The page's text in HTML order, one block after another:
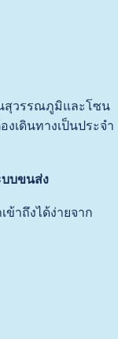
สุวรรณภูมิและโซน
งเดินทางเป็นประจำ
บบขนส่ง
ข้าถึงได้ง่ายจาก